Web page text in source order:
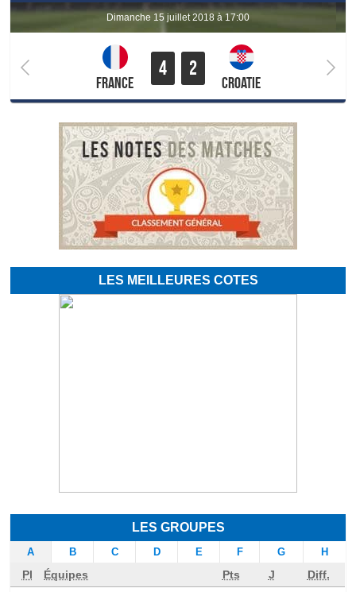
dimanche 15 juillet 2018 à 17:00
France
4 2
Croatie
LES MEILLEURES COTES
LES GROUPES
A B C D E F G H
Pl Équipes Pts J
Diff.